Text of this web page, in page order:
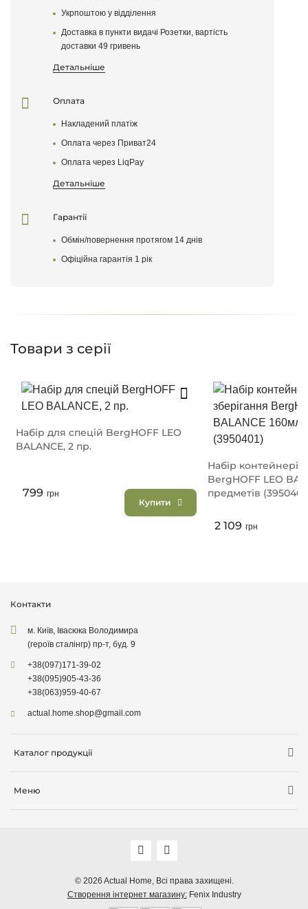
Після того як ваш відгук пройде модерацію, він
з'явиться на сайті
Поставте оцінку товару
Укрпоштою у відділення
Доставка в пункти видачі Розетки, вартість
доставки 49 гривень
Детальніше
Оплата
Накладений платіж
Оплата через Приват24
Оплата через LiqPay
Детальніше
Гарантії
Обмін/повернення протягом 14 днів
Офіційна гарантія 1 рік
Товари з серії
Набір для спецій BergHOFF LEO
BALANCE, 2 пр.
799 грн
Купити
Набір
BergHOFF LEO
предметів
2 109 грн
Контакти
м. Київ, Івасюка Володимира
(героїв сталінгр) пр-т, буд. 9
+38(097)171-39-02
+38(095)905-43-36
+38(063)959-40-67
actual.home.shop@gmail.com
Каталог продукції
Декор для дому
Меню
Оплата, доставка
Гарантія, повернення, обмін
© 2026 Actual Home, Всі права захищені.
Створення інтернет магазину: Fenix Industry